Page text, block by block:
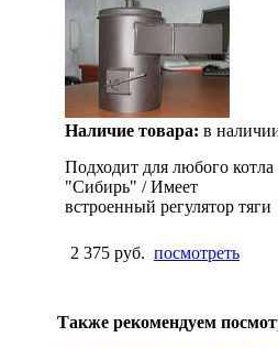
Наличие товара: в
Подходит для любого котла
"Сибирь" / Имеет
встроенный регулятор тяги
2 375 руб. посмотреть
Также рекомендуем